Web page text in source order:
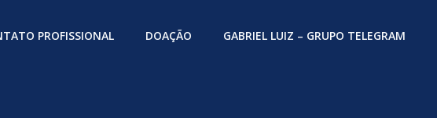
PROFISSIONAL DOAÇÃO GABRIEL LUIZ – GRUPO TELEGRAM